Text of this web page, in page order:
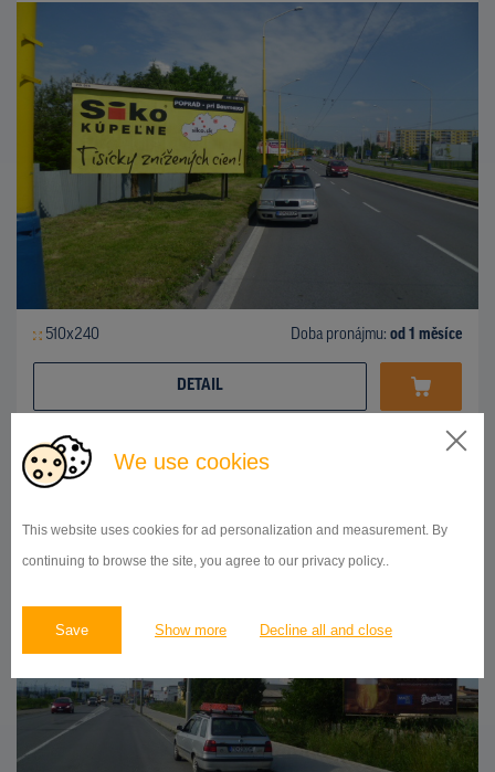
We use cookies
This website uses cookies for ad personalization and measurement. By
continuing to browse the site, you agree to our privacy policy..
Save Show more Decline all and close
510x240 Doba pronájmu: od 1 měsíce
DETAIL
BILLBOARD